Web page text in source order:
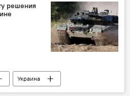
решения
Украина